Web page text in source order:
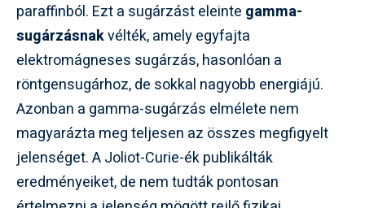
paraffinból. Ezt a sugárzást eleinte gamma-
sugárzásnakvélték, amely egyfajta
elektromágneses sugárzás, hasonlóan a
röntgensugárhoz, de sokkal nagyobb energiájú.
Azonban a gamma-sugárzás elmélete nem
magyarázta meg teljesen az összes megfigyelt
jelenséget. A Joliot-Curie-ék publikálták
eredményeiket, de nem tudták pontosan